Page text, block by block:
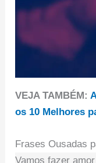
VEJA TAMBÉM:
os 10 Melhores
Frases Ousadas
Vamos fazer